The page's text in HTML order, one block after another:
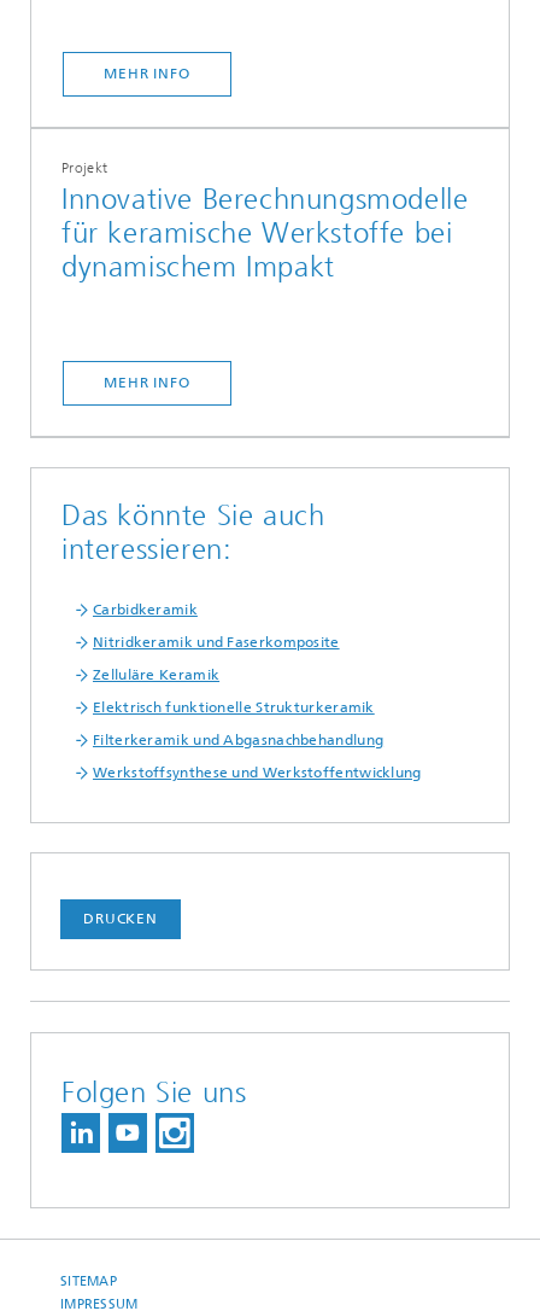
MEHR INFO
Projekt
Innovative Berechnungsmodelle
für keramische Werkstoffe bei
dynamischem Impakt
MEHR INFO
Das könnte Sie auch
interessieren:
Carbidkeramik
Nitridkeramik und Faserkomposite
Zelluläre Keramik
Elektrisch funktionelle Strukturkeramik
Filterkeramik und Abgasnachbehandlung
Werkstoffsynthese und Werkstoffentwicklung
DRUCKEN
Folgen Sie uns
SITEMAP
IMPRESSUM